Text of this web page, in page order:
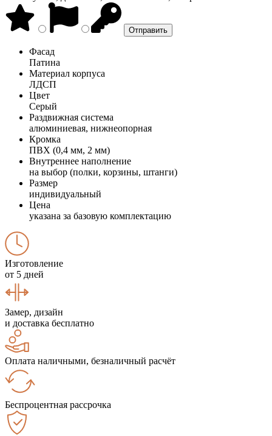
Фасад
Патина
Материал корпуса
ЛДСП
Цвет
Серый
Раздвижная система
алюминиевая, нижнеопорная
Кромка
ПВХ (0,4 мм, 2 мм)
Внутреннее наполнение
на выбор (полки, корзины, штанги)
Размер
индивидуальный
Цена
указана за базовую комплектацию
Изготовление
от 5 дней
Замер, дизайн
и доставка бесплатно
Оплата наличными, безналичный расчёт
Беспроцентная рассрочка